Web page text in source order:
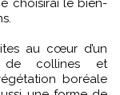
au cœur d’un
de collines et
boréale